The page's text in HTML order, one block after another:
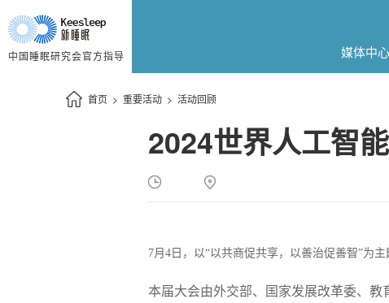
中国睡眠研究会官方指导 媒体中心
首页 >重要活动 >活动回顾
2024世界人工智
7月4日，以“以共商促共享，以善治促善智”为
本届大会由外交部、国家发展改革委、